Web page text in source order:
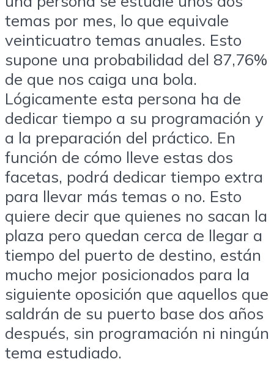
temas por mes, lo que equivale
veinticuatro temas anuales. Esto
supone una probabilidad del 87,76%
de que nos caiga una bola.
Lógicamente esta persona ha de
dedicar tiempo a su programación y
a la preparación del práctico. En
función de cómo lleve estas dos
facetas, podrá dedicar tiempo extra
para llevar más temas o no. Esto
quiere decir que quienes no sacan la
plaza pero quedan cerca de llegar a
tiempo del puerto de destino, están
mucho mejor posicionados para la
siguiente oposición que aquellos que
saldrán de su puerto base dos años
después, sin programación ni ningún
tema estudiado.